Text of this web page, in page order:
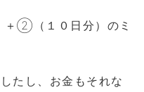
②（１０日分）のミ
たし、お金もそれな